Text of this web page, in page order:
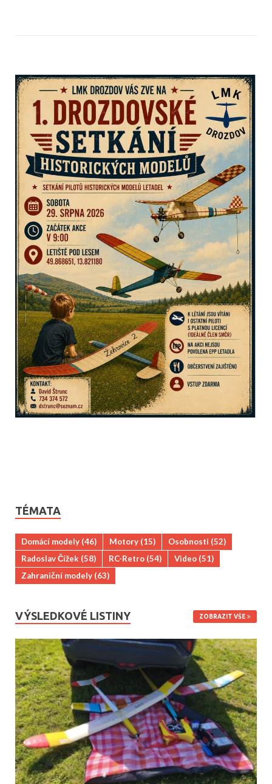
TÉMATA
Domácí modely (46) Motory (15) Osobnosti (52)
Radoslav Čížek (58) RC-Retro (54) Video (51)
Zahraniční modely (63)
VÝSLEDKOVÉ LISTINY ZOBRAZIT VŠE